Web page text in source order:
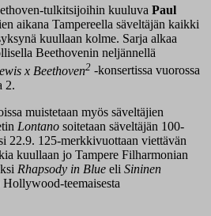
tulkitsijoihin kuuluva Paul
aikana Tampereella säveltäjän kaikki
kuullaan kolme. Sarja alkaa
Beethovenin neljännellä
x Beethoven2 -konsertissa vuorossa
2.
muistetaan myös säveltäjien
Lontano soitetaan säveltäjän 100-
22.9. 125-merkkivuottaan viettävän
kuullaan jo Tampere Filharmonian
Rhapsody in Blue eli Sininen
teemaisesta